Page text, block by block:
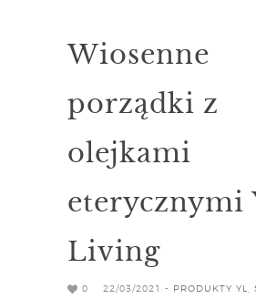
Wiosenne
porządki z
olejkami
eterycznymi
Living
0 22/03/2021 - PRODUKTY YL